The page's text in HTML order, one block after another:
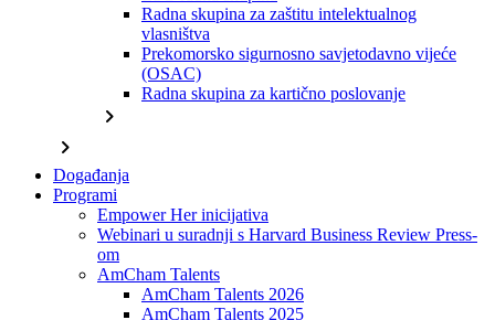
Radna skupina za zaštitu intelektualnog
vlasništva
Prekomorsko sigurnosno savjetodavno vijeće
(OSAC)
Radna skupina za kartično poslovanje
chevron_right
chevron_right
Događanja
Programi
Empower Her inicijativa
Webinari u suradnji s Harvard Business Review Press-
om
AmCham Talents
AmCham Talents 2026
AmCham Talents 2025